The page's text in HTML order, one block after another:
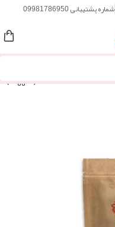
شماره پشتیبانی 09981786950